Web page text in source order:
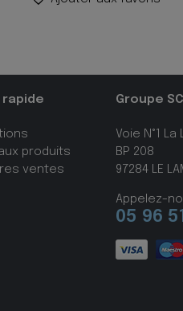
rapide
produits
ventes
Groupe
Voie N°1
BP 208
97284 LE
Appelez-
05 96